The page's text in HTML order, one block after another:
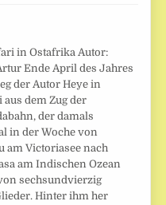
in Ostafrika Autor:
Ende April des Jahres
der Autor Heye in
aus dem Zug der
der damals
in der Woche von
am Victoriasee nach
am Indischen Ozean
sechsundvierzig
Hinter ihm her